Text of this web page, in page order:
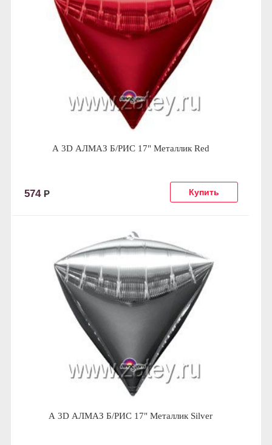
А 3D АЛМАЗ Б/РИС 17" Металлик Red
574 Р
А 3D АЛМАЗ Б/РИС 17" Металлик Silver